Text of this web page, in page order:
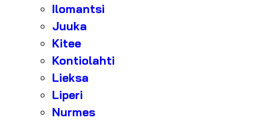
Ilomantsi
Juuka
Kitee
Kontiolahti
Lieksa
Liperi
Nurmes